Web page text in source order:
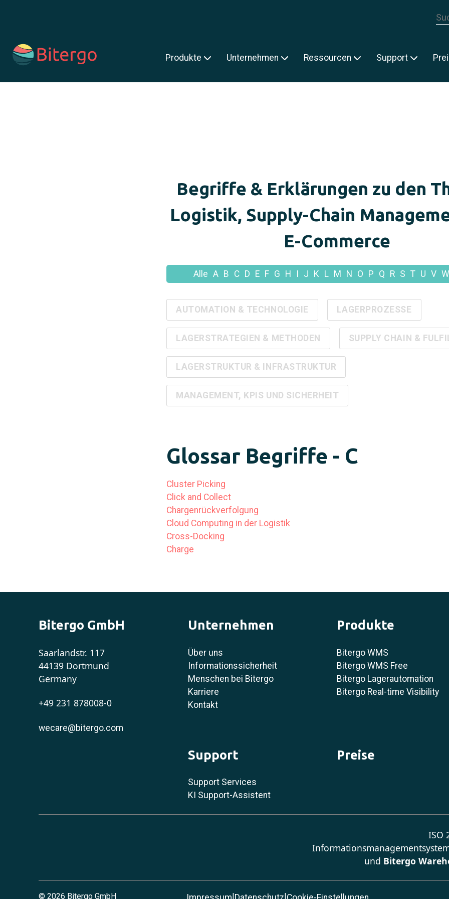
Produkte Unternehmen Ressourcen Support
ist ein Suchfeld mit einer automatischen Vorschlagsfunktion.
Begriffe & Erklärungen zu den
Logistik, Supply-Chain
E-Commerce
Alle A B C D E F G H J K L M N O P Q R S T U V W
AUTOMATION & TECHNOLOGIE LAGERPROZESSE
LAGERSTRATEGIEN & METHODEN SUPPLY CHAIN &
LAGERSTRUKTUR & INFRASTRUKTUR
MANAGEMENT, KPIS UND SICHERHEIT
Glossar Begriffe - C
Cluster Picking
Click and Collect
Chargenrückverfolgung
Cloud Computing in der Logistik
Cross-Docking
Charge
Bitergo GmbH
Saarlandstr. 117
44139 Dortmund
Germany
+49 231 878008-0
wecare@bitergo.com
Unternehmen
Über uns
Informationssicherheit
Menschen bei Bitergo
Karriere
Kontakt
Produkte
Bitergo WMS
Bitergo WMS Free
Bitergo Lagerautomation
Bitergo Real-time Visibility
Support
Support Services
KI Support-Assistent
Preise
ISO
und Bitergo
© 2026 Bitergo GmbH